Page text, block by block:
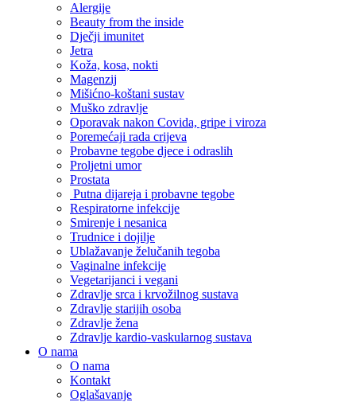
Alergije
Beauty from the inside
Dječji imunitet
Jetra
Koža, kosa, nokti
Magenzij
Mišićno-koštani sustav
Muško zdravlje
Oporavak nakon Covida, gripe i viroza
Poremećaji rada crijeva
Probavne tegobe djece i odraslih
Proljetni umor
Prostata
Putna dijareja i probavne tegobe
Respiratorne infekcije
Smirenje i nesanica
Trudnice i dojilje
Ublažavanje želučanih tegoba
Vaginalne infekcije
Vegetarijanci i vegani
Zdravlje srca i krvožilnog sustava
Zdravlje starijih osoba
Zdravlje žena
Zdravlje kardio-vaskularnog sustava
O nama
O nama
Kontakt
Oglašavanje